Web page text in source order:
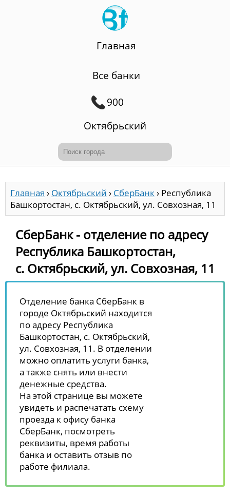
Главная
Все банки
900
Октябрьский
Главная › Октябрьский › СберБанк› Республика
Башкортостан, с. Октябрьский, ул. Совхозная, 11
СберБанк - отделение по адресу
Республика Башкортостан,
с. Октябрьский, ул. Совхозная, 11
Отделение банка СберБанк в
городе Октябрьский находится
по адресу Республика
Башкортостан, с. Октябрьский,
ул. Совхозная, 11. В отделении
можно оплатить услуги банка,
а также снять или внести
денежные средства.
На этой странице вы можете
увидеть и распечатать схему
проезда к офису банка
СберБанк, посмотреть
реквизиты, время работы
банка и оставить отзыв по
работе филиала.